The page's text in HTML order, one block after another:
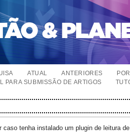
ATUAL ANTERIORES
PARA SUBMISSÃO DE ARTIGOS
tenha instalado um plugin de leitura